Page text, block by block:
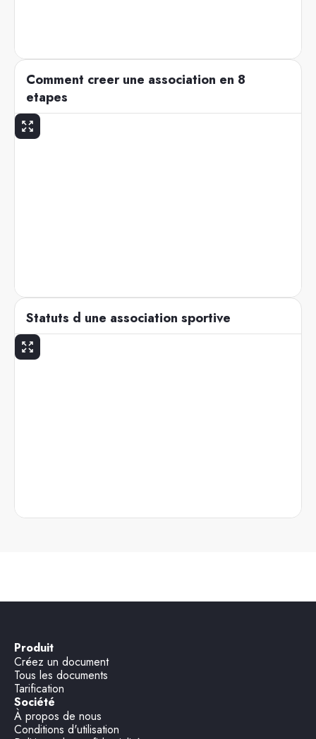
Comment creer une association en 8
etapes
Statuts d une association sportive
Produit
Créez un document
Tous les documents
Tarification
Société
À propos de nous
Conditions d'utilisation